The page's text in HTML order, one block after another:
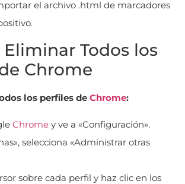
el archivo .html de marcadores
Eliminar Todos los
Chrome
los perfiles de Chrome:
Chrome y ve a «Configuración».
selecciona «Administrar otras
sobre cada perfil y haz clic en los